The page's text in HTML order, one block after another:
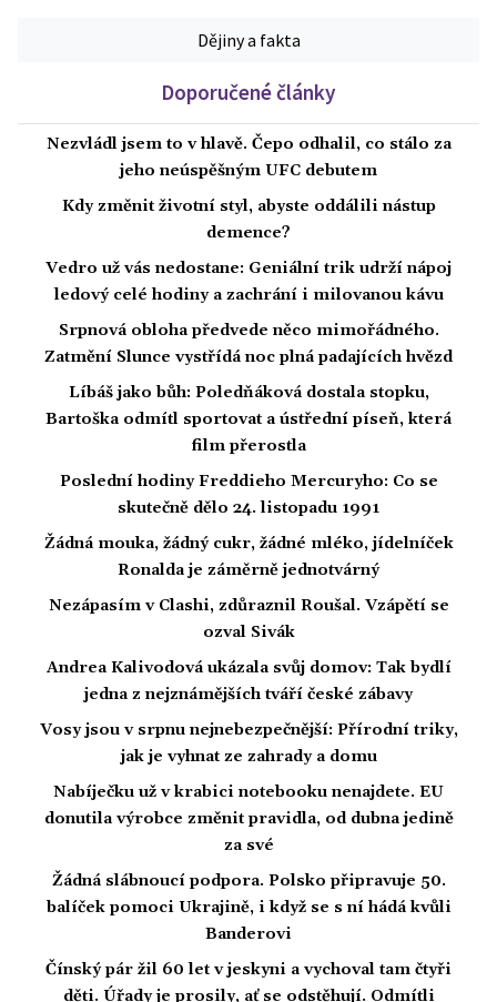
Dějiny a fakta
Doporučené články
Nezvládl jsem to v hlavě. Čepo odhalil, co stálo za
jeho neúspěšným UFC debutem
Kdy změnit životní styl, abyste oddálili nástup
demence?
Vedro už vás nedostane: Geniální trik udrží nápoj
ledový celé hodiny a zachrání i milovanou kávu
Srpnová obloha předvede něco mimořádného.
Zatmění Slunce vystřídá noc plná padajících hvězd
Líbáš jako bůh: Poledňáková dostala stopku,
Bartoška odmítl sportovat a ústřední píseň, která
film přerostla
Poslední hodiny Freddieho Mercuryho: Co se
skutečně dělo 24. listopadu 1991
Žádná mouka, žádný cukr, žádné mléko, jídelníček
Ronalda je záměrně jednotvárný
Nezápasím v Clashi, zdůraznil Roušal. Vzápětí se
ozval Sivák
Andrea Kalivodová ukázala svůj domov: Tak bydlí
jedna z nejznámějších tváří české zábavy
Vosy jsou v srpnu nejnebezpečnější: Přírodní triky,
jak je vyhnat ze zahrady a domu
Nabíječku už v krabici notebooku nenajdete. EU
donutila výrobce změnit pravidla, od dubna jedině
za své
Žádná slábnoucí podpora. Polsko připravuje 50.
balíček pomoci Ukrajině, i když se s ní hádá kvůli
Banderovi
Čínský pár žil 60 let v jeskyni a vychoval tam čtyři
děti. Úřady je prosily, ať se odstěhují. Odmítli